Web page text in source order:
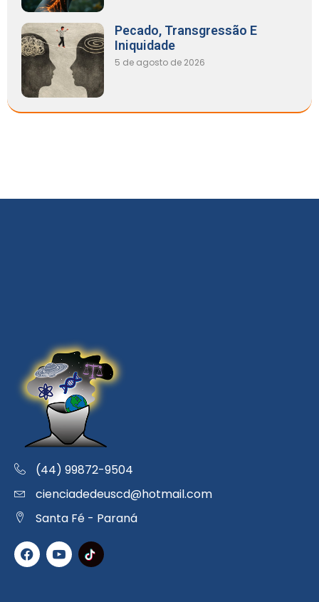
Pecado, Transgressão E
Iniquidade
5 de agosto de 2026
(44) 99872-9504
cienciadedeuscd@hotmail.com
Santa Fé - Paraná